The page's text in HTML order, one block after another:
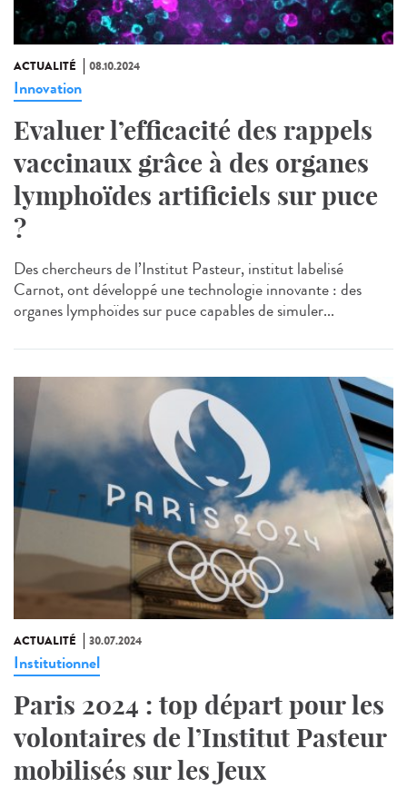
ACTUALITÉ 08.10.2024
Innovation
Evaluer l’efficacité des rappels
vaccinaux grâce à des organes
lymphoïdes artificiels sur puce
?
Des chercheurs de l’Institut Pasteur, institut labelisé
Carnot, ont développé une technologie innovante : des
organes lymphoïdes sur puce capables de simuler...
ACTUALITÉ 30.07.2024
Institutionnel
Paris 2024 : top départ pour les
volontaires de l’Institut Pasteur
mobilisés sur les Jeux